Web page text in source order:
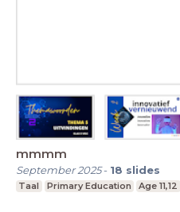
mmmm
September 2025- 18 slides
Taal Primary Education Age 11,12